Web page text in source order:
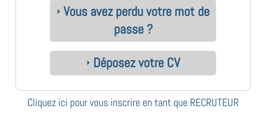
Vous avez perdu votre mot de
passe ?
Déposez votre CV
Cliquez ici pour vous inscrire en tant que RECRUTEUR